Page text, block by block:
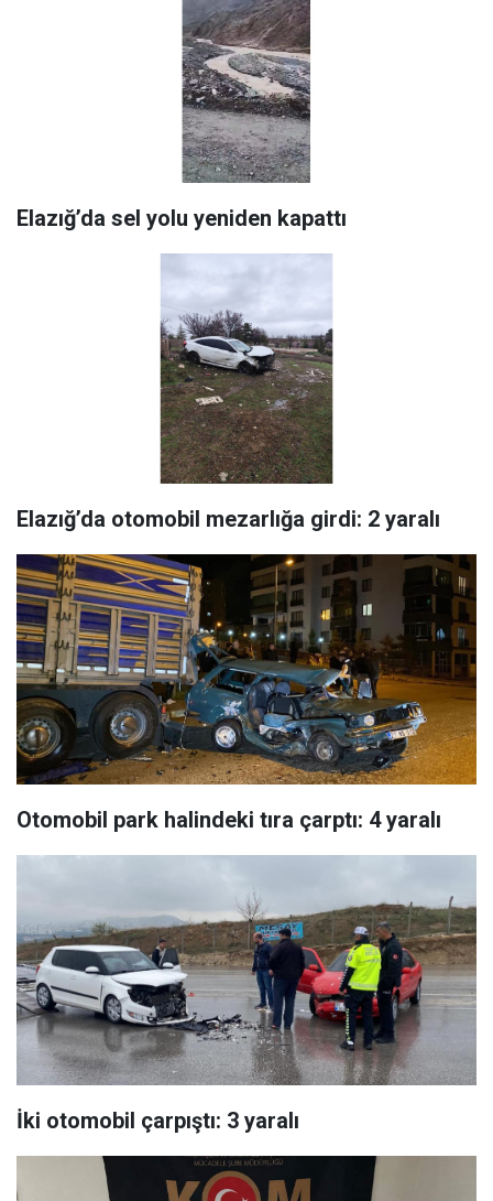
Elazığ’da sel yolu yeniden kapattı
Elazığ’da otomobil mezarlığa girdi: 2 yaralı
Otomobil park halindeki tıra çarptı: 4 yaralı
İki otomobil çarpıştı: 3 yaralı